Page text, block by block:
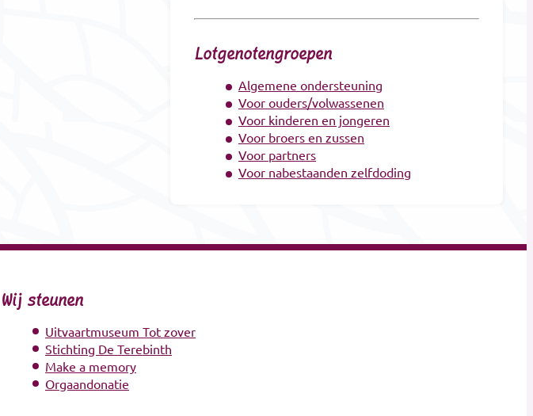
Groene uitvaart
Hospice
Kaarsen
Kinderen Uitvaartverzorging
Kinderen Urnen
Mediators
Lotgenotengroepen
Algemene ondersteuning
Voor ouders/volwassenen
Voor kinderen en jongeren
Voor broers en zussen
Voor partners
Voor nabestaanden zelfdoding
Wij steunen
Uitvaartmuseum Tot zover
Stichting De Terebinth
Make a memory
Orgaandonatie